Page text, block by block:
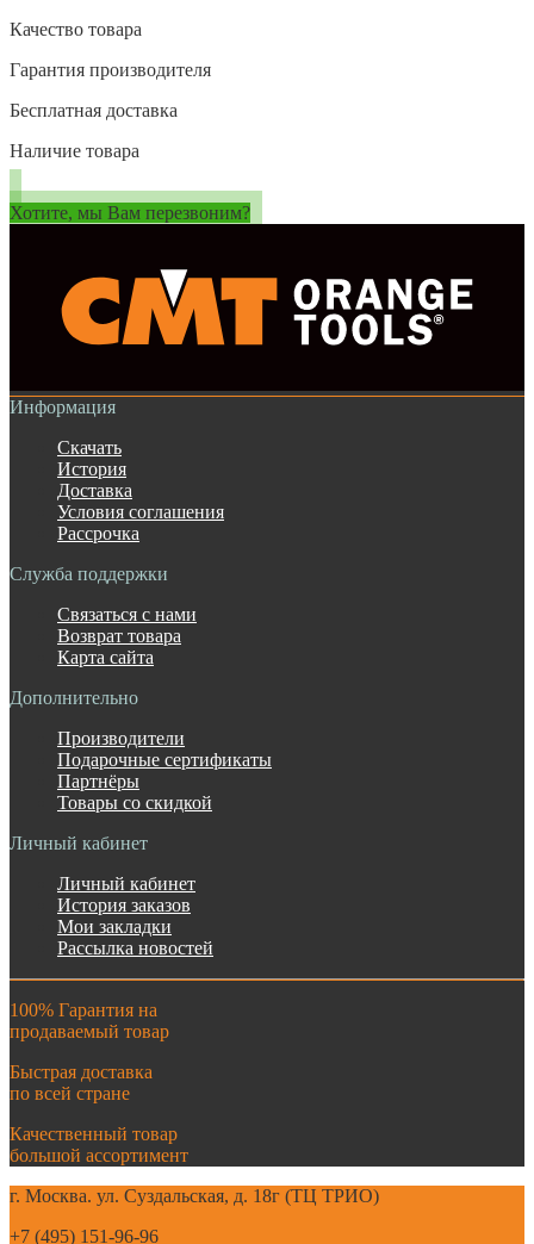
Качество товара
Гарантия производителя
Бесплатная доставка
Наличие товара
Хотите, мы Вам перезвоним?
Информация
Скачать
История
Доставка
Условия соглашения
Рассрочка
Служба поддержки
Связаться с нами
Возврат товара
Карта сайта
Дополнительно
Производители
Подарочные сертификаты
Партнёры
Товары со скидкой
Личный кабинет
Личный кабинет
История заказов
Мои закладки
Рассылка новостей
100% Гарантия на
продаваемый товар
Быстрая доставка
по всей стране
Качественный товар
большой ассортимент
г. Москва. ул. Суздальская, д. 18г (ТЦ ТРИО)
+7 (495) 151-96-96